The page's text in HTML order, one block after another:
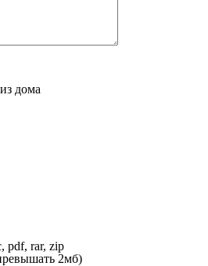
дома
pdf, rar, zip
2мб)